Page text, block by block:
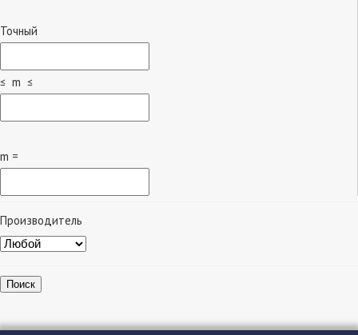
Точный
≤ m ≤
m =
Производитель
Поиск